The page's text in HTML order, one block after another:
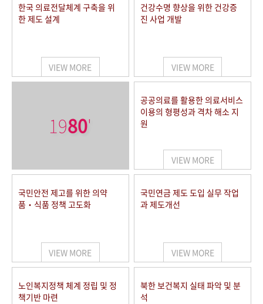
한국 의료전달체계 구축을 위
한 제도 설계
VIEW MORE
건강수명 향상을 위한 건강증
진 사업 개발
VIEW MORE
1980'
공공의료를 활용한 의료서비스
이용의 형평성과 격차 해소 지
원
VIEW MORE
국민안전 제고를 위한 의약
품‧식품 정책 고도화
VIEW MORE
국민연금 제도 도입 실무 작업
과 제도개선
VIEW MORE
노인복지정책 체계 정립 및 정
책기반 마련
북한 보건복지 실태 파악 및 분
석